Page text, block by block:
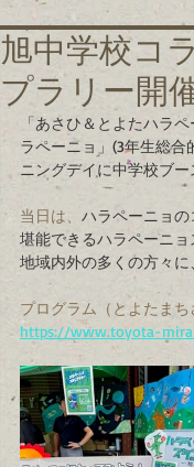
旭中学校コ
プラリー開
「あさひ＆とよたハラ
ラペーニョ」(3年生総
ニングデイに中学校ブー
当日は、 ハラペーニョ
堪能できるハラペーニョ
地域内外の多くの方々
プログラム（とよたまち
https://www.toyota-